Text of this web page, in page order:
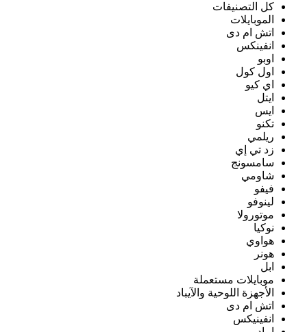
كل التصنيفات
الموبايلات
اتش ام دى
انفينكس
اوبو
اول كول
اي كيو
ايتل
ايس
تكنو
ريلمي
زد تي إي
سامسونج
شاومي
فيفو
لينوفو
موتورولا
نوكيا
هواوي
هونر
ابل
موبايلات مستعملة
الأجهزة اللوحية والآيباد
اتش ام دى
انفينيكس